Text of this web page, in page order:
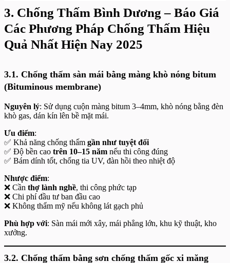
3. Chống Thấm Bình Dương – Báo Giá
Các Phương Pháp Chống Thấm Hiệu
Quả Nhất Hiện Nay 2025
3.1. Chống thấm sàn mái bằng màng khò nóng bitum
(Bituminous membrane)
Nguyên lý: Sử dụng cuộn màng bitum 3–4mm, khò nóng bằng đèn
khò gas, dán kín lên bề mặt mái.
Ưu điểm:
✅ Khả năng chống thấm gần như tuyệt đối
✅ Độ bền cao trên 10–15 năm nếu thi công đúng
✅ Bám dính tốt, chống tia UV, đàn hồi theo nhiệt độ
Nhược điểm:
❌ Cần thợ lành nghề, thi công phức tạp
❌ Chi phí đầu tư ban đầu cao
❌ Không thẩm mỹ nếu không lát gạch phủ
Phù hợp với: Sàn mái mới xây, mái phẳng lớn, khu kỹ thuật, kho
xưởng.
3.2. Chống thấm bằng sơn chống thấm gốc xi măng